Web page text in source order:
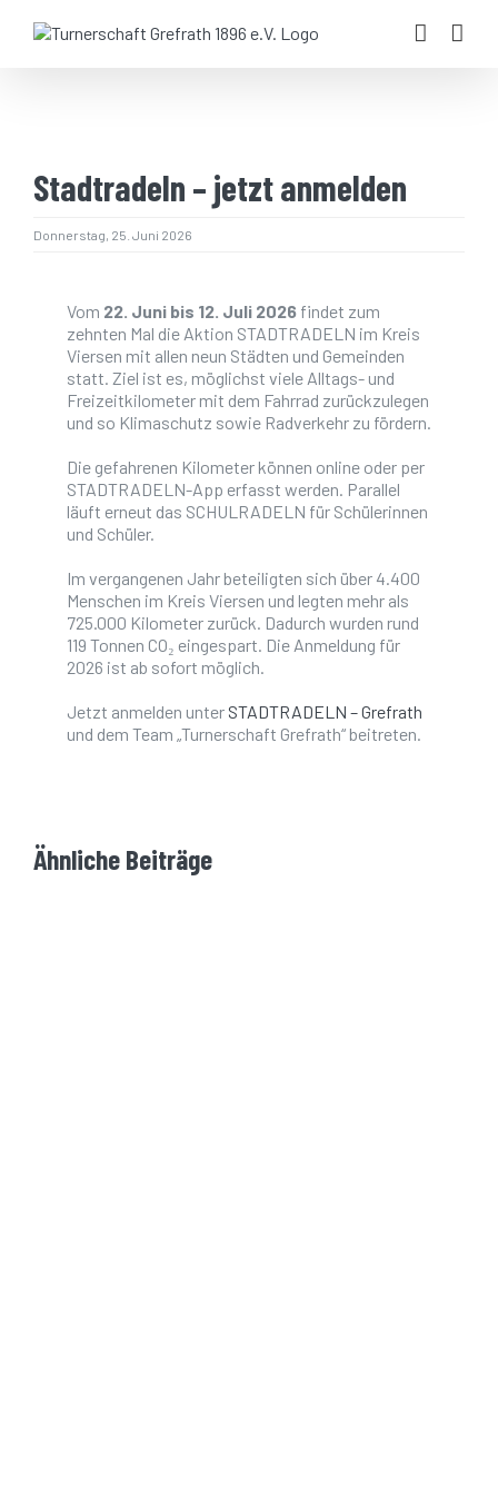
Inhalt
Stadtradeln – jetzt anmelden
Donnerstag, 25. Juni 2026
Vom 22. Juni bis 12. Juli 2026 findet zum
zehnten Mal die Aktion STADTRADELN im Kreis
Viersen mit allen neun Städten und Gemeinden
statt. Ziel ist es, möglichst viele Alltags- und
Freizeitkilometer mit dem Fahrrad zurückzulegen
und so Klimaschutz sowie Radverkehr zu fördern.
Die gefahrenen Kilometer können online oder per
STADTRADELN-App erfasst werden. Parallel
läuft erneut das SCHULRADELN für Schülerinnen
und Schüler.
Im vergangenen Jahr beteiligten sich über 4.400
Menschen im Kreis Viersen und legten mehr als
725.000 Kilometer zurück. Dadurch wurden rund
119 Tonnen CO₂ eingespart. Die Anmeldung für
2026 ist ab sofort möglich.
Jetzt anmelden unter STADTRADELN – Grefrath
und dem Team „Turnerschaft Grefrath“ beitreten.
Ähnliche Beiträge
Geschäftsstelle während der Handball Saison
im TSG-Treff
Montags von 19:30 - 20:00 Uhr
Anschrift:
Bruckhauser Str.
47929 Grefrath